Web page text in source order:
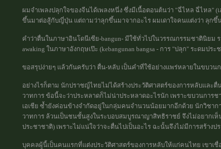
ผมจำเพลงปลุกใจของจีนได้เพลงหนึ่ง ซึ่งมีเนื้อตอนต้นว่า "ฉี่ไหล ฉี่ไหล"
ขึ้นมาต่อสู้กับญี่ปุ่น แต่ถามว่าลุกขึ้นมาจากอะไร ผมเดาใจคนแต่งว่า ลุก
คำว่าตื่นในภาษาอินโดนีเซีย-bangun- มีใช้ทั่วไปในวรรณกรรมชาตินิยม
awaking ในภาษาอังกฤษเป๊ะ (kebangunan bangsa - การ "ปลุก" ระดมประ
ขอสรุปง่ายๆ แล้วกันครับว่า ตื่น-หลับ เป็นคำที่ใช้อย่างแพร่หลายในขบว
อย่างไรก็ตาม นักปราชญ์ไทยไม่ได้สร้างประวัติศาสตร์ของการหลับและ
วาทการ ข้อนี้จะว่าประหลาดก็ไม่น่าประหลาดอะไรนัก เพราะขบวนกา
เอเชีย ซ้ำยังค่อนข้างจำกัดอยู่ในกลุ่มคนจำนวนน้อยมากอีกด้วย นักวิชา
วาทการ ล้วนเป็นชนชั้นสูงในระบอบสมบูรณาญาสิทธิราชย์ จึงไม่อยากเ
ประชาชาติ) เพราะไม่แน่ใจว่าจะตื่นไปเป็นอะไร ฉะนั้นจึงไม่มีการสร้าง
บุคคลผู้นี้เป็นคนแรกที่แต่งประวัติศาสตร์ของการหลับให้แก่คนไทย เขาเชื่